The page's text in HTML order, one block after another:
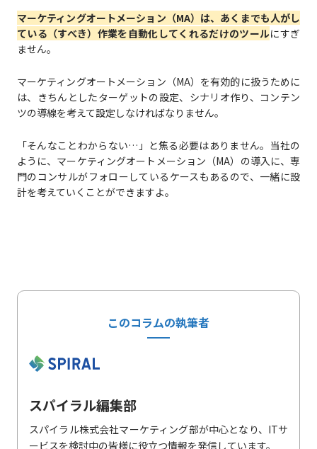
マーケティングオートメーション（MA）は、あくまでも人がし
ている（すべき）作業を自動化してくれるだけのツールにすぎ
ません。
マーケティングオートメーション（MA）を有効的に扱うために
は、きちんとしたターゲットの設定、シナリオ作り、コンテン
ツの導線を考えて設定しなければなりません。
「そんなことわからない…」と焦る必要はありません。当社の
ように、マーケティングオートメーション（MA）の導入に、専
門のコンサルがフォローしているケースもあるので、一緒に設
計を考えていくことができますよ。
このコラムの執筆者
スパイラル編集部
スパイラル株式会社マーケティング部が中心となり、ITサ
ービスを検討中の皆様に役立つ情報を発信しています。